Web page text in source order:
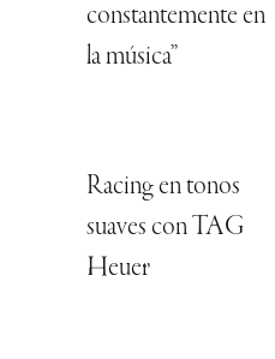
constantemente en
la música”
Racing en tonos
suaves con TAG
Heuer